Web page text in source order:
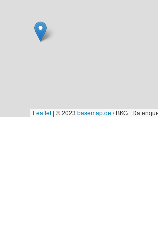
Leaflet | © 2023 basemap.de/ BKG |